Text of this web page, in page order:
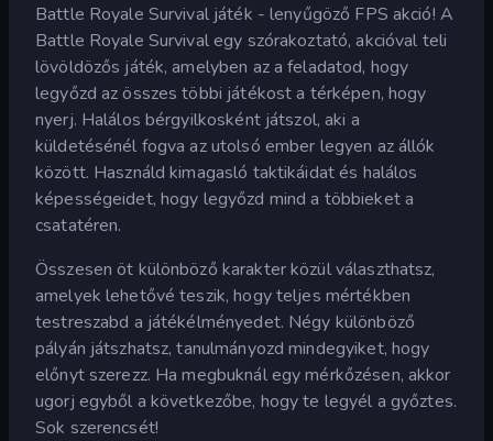
Battle Royale Survival játék - lenyűgöző FPS akció! A
Battle Royale Survival egy szórakoztató, akcióval teli
lövöldözős játék, amelyben az a feladatod, hogy
legyőzd az összes többi játékost a térképen, hogy
nyerj. Halálos bérgyilkosként játszol, aki a
küldetésénél fogva az utolsó ember legyen az állók
között. Használd kimagasló taktikáidat és halálos
képességeidet, hogy legyőzd mind a többieket a
csatatéren.
Összesen öt különböző karakter közül választhatsz,
amelyek lehetővé teszik, hogy teljes mértékben
testreszabd a játékélményedet. Négy különböző
pályán játszhatsz, tanulmányozd mindegyiket, hogy
előnyt szerezz. Ha megbuknál egy mérkőzésen, akkor
ugorj egyből a következőbe, hogy te legyél a győztes.
Sok szerencsét!